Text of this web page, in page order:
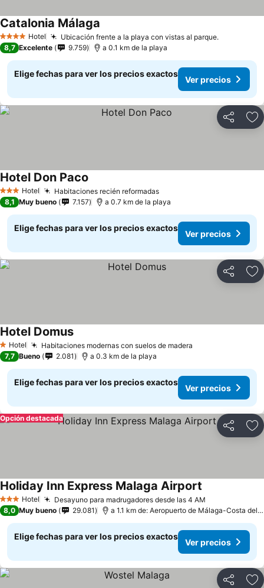
4 EstrellasHotel Ubicación frente a la playa con vistas al parque.
Catalonia Málaga
8,7 Excelente 9.759 a 0.1 km de la playa
Elige fechas para ver los precios exactos
Ver precios
Compartir
3 Estrellas
Hotel Habitaciones recién reformadas
Hotel Don Paco
8,1 Muy bueno 7.157 a 0.7 km de la playa
Elige fechas para ver los precios exactos
Ver precios
Compartir
1 Estrellas
Hotel Habitaciones modernas con suelos de madera
Hotel Domus
7,7 Bueno 2.081 a 0.3 km de la playa
Elige fechas para ver los precios exactos
Ver precios
Compartir
Opción destacada
3 Estrellas
Hotel Desayuno para madrugadores desde las 4 AM
Holiday Inn Express Malaga Airport
8,0 Muy bueno 29.081 a 1.1 km de: Aeropuerto de Málaga-Costa del Sol
Elige fechas para ver los precios exactos
Ver precios
Compartir